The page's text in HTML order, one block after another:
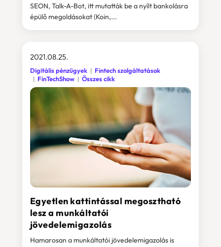
SEON, Talk-A-Bot, itt mutatták be a nyílt bankolásra
épülő megoldásokat (Koin,...
Egyetlen kattintással megosztható
lesz a munkáltatói
jövedelemigazolás
2021.08.25.
Digitális pénzügyek
Fintech szolgáltatások
FinTechShow
Összes cikk
Hamarosan a munkáltatói jövedelemigazolás is